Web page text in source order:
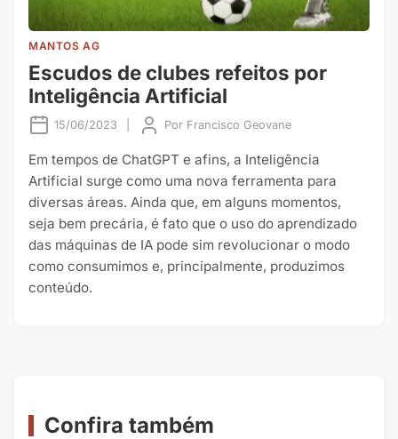
MANTOS AG
Escudos de clubes refeitos por
Inteligência Artificial
15/06/2023 Por Francisco Geovane
Em tempos de ChatGPT e afins, a Inteligência
Artificial surge como uma nova ferramenta para
diversas áreas. Ainda que, em alguns momentos,
seja bem precária, é fato que o uso do aprendizado
das máquinas de IA pode sim revolucionar o modo
como consumimos e, principalmente, produzimos
conteúdo.
Confira também